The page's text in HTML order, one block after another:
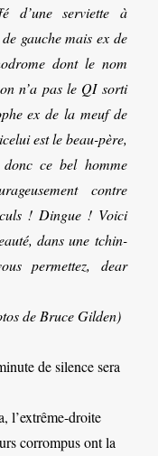
d’une serviette à
gauche mais ex de
dont le nom
n’a pas le QI sorti
ex de la meuf de
est le beau-père,
ce bel homme
contre
! Dingue ! Voici
dans une tchin-
permettez, dear
de Bruce Gilden)
de silence sera
l’extrême-droite
corrompus ont la